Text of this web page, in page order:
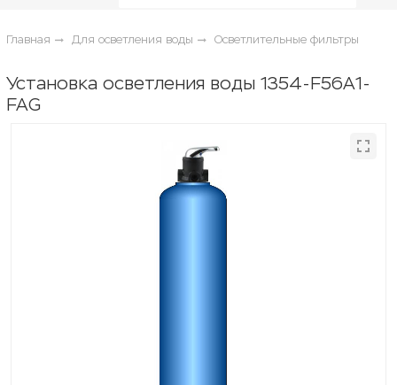
Главная Для осветления воды Осветлительные фильтры
Установка осветления воды 1354-F56A1-
FAG